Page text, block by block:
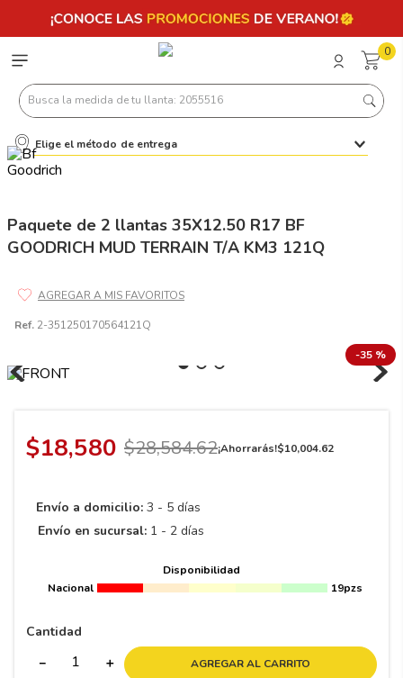
0
Busca la medida de tu llanta: 2055516
Elige el método de entrega
Paquete de 2 llantas 35X12.50 R17 BF
GOODRICH MUD TERRAIN T/A KM3 121Q
Ref. 2-351250170564121Q
-35 %
$18,580 $28,584.62¡Ahorrarás!$10,004.62
Envío a domicilio: 3 - 5 días
Envío en sucursal: 1 - 2 días
Disponibilidad
Nacional
19pzs
Cantidad
＋
－ AGREGAR AL CARRITO
Términos más buscados
3 225
7 195 65 15